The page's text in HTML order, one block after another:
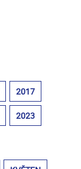
2017
2023